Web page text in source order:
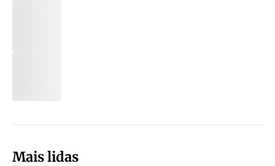
Mais lidas